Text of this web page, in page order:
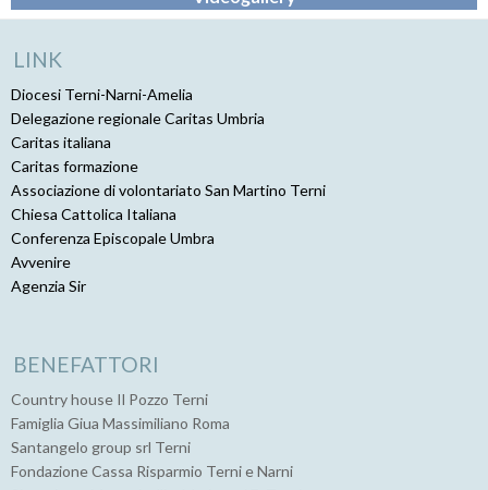
LINK
Diocesi Terni-Narni-Amelia
Delegazione regionale Caritas Umbria
Caritas italiana
Caritas formazione
Associazione di volontariato San Martino Terni
Chiesa Cattolica Italiana
Conferenza Episcopale Umbra
Avvenire
Agenzia Sir
BENEFATTORI
Country house Il Pozzo Terni
Famiglia Giua Massimiliano Roma
Santangelo group srl Terni
Fondazione Cassa Risparmio Terni e Narni